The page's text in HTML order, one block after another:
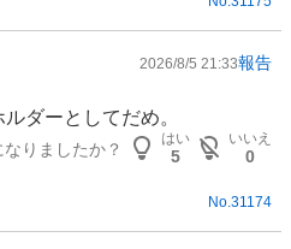
2026/8/5 21:33報告
ダーとしてだめ。
りましたか？
はい
5
いいえ
0
No.31174